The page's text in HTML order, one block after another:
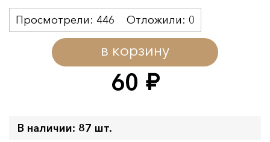
60 руб.
в корзину
Просмотрели: 446 Отложили: 0
В наличии: 87 шт.